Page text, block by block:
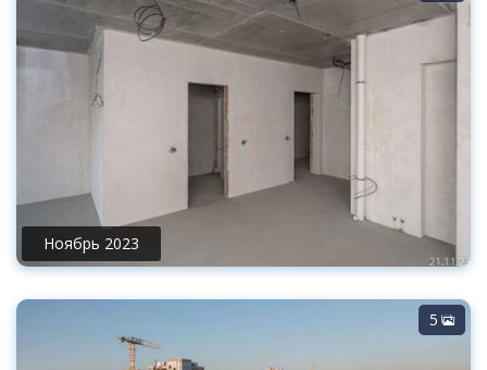
Ноябрь 2023
5